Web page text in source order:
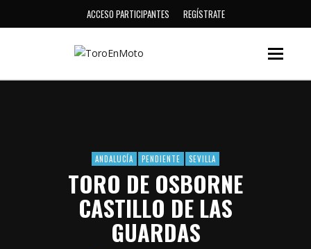
ACCESO PARTICIPANTES REGÍSTRATE
ANDALUCÍA PENDIENTE SEVILLA
TORO DE OSBORNE
CASTILLO DE LAS
GUARDAS